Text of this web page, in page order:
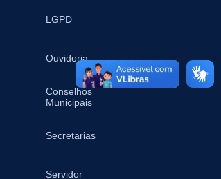
LGPD
Ouvidoria
Conselhos
Municipais
Secretarias
Servidor